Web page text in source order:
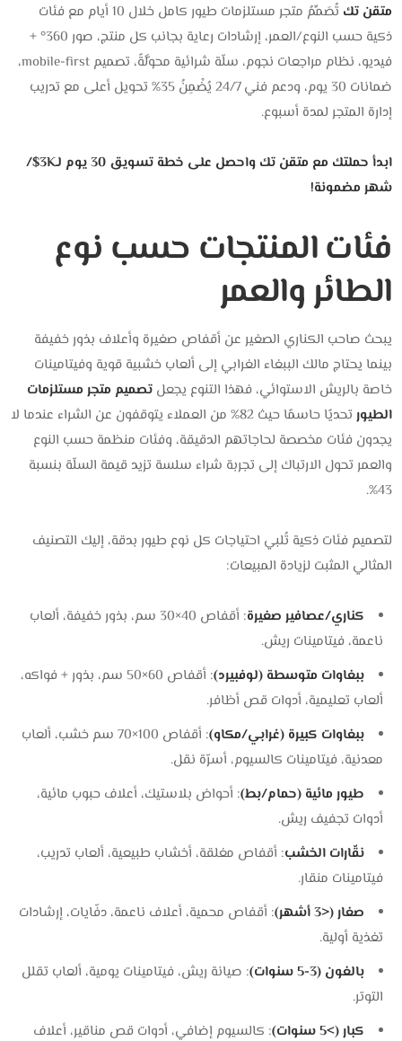
متقن تك
تُصَمِّمُ متجر مستلزمات طيور كامل خلال 10 أيام مع فئات
ذكية حسب النوع/العمر، إرشادات رعاية بجانب كل منتج، صور 360° +
فيديو، نظام مراجعات نجوم، سلّة شرائية محوَّلَةً، تصميم mobile-first،
ضمانات 30 يوم، ودعم فني 24/7 يُضْمِنُ 35% تحويل أعلى مع تدريب
إدارة المتجر لمدة أسبوع.
ابدأ حملتك مع متقن تك واحصل على خطة تسويق 30 يوم لـ3K$/
شهر مضمونة!
فئات المنتجات حسب نوع
الطائر والعمر
يبحث صاحب الكناري الصغير عن أقفاص صغيرة وأعلاف بذور خفيفة
بينما يحتاج مالك الببغاء الغرابي إلى ألعاب خشبية قوية وفيتامينات
خاصة بالريش الاستوائي، فهذا التنوع يجعلتصميم متجر مستلزمات
الطيور
تحديًا حاسمًا حيث 82% من العملاء يتوقفون عن الشراء عندما لا
يجدون فئات مخصصة لحاجاتهم الدقيقة، وفئات منظمة حسب النوع
والعمر تحول الارتباك إلى تجربة شراء سلسة تزيد قيمة السلّة بنسبة
43%.
لتصميم فئات ذكية تُلبي احتياجات كل نوع طيور بدقة، إليك التصنيف
المثالي المثبت لزيادة المبيعات:
كناري/عصافير صغيرة
: أقفاص 40×30 سم، بذور خفيفة، ألعاب
ناعمة، فيتامينات ريش.
ببغاوات متوسطة (لوفبيرد)
: أقفاص 60×50 سم، بذور + فواكه،
ألعاب تعليمية، أدوات قص أظافر.
ببغاوات كبيرة (غرابي/مكاو)
: أقفاص 100×70 سم خشب، ألعاب
معدنية، فيتامينات كالسيوم، أسرّة نقل.
طيور مائية (حمام/بط): أحواض بلاستيك، أعلاف حبوب مائية،
أدوات تجفيف ريش.
نقّارات الخشب: أقفاص مغلقة، أخشاب طبيعية، ألعاب تدريب،
فيتامينات منقار.
صغار (<3 أشهر)
: أقفاص محمية، أعلاف ناعمة، دفّايات، إرشادات
تغذية أولية.
بالغون (3-5 سنوات)
: صيانة ريش، فيتامينات يومية، ألعاب تقلل
التوتر.
كبار (>5 سنوات)
: كالسيوم إضافي، أدوات قص مناقير، أعلاف